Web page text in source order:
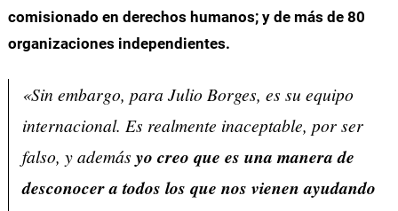
comisionado en derechos humanos; y de más de 80
organizaciones independientes.
«Sin embargo, para Julio Borges, es su equipo
internacional. Es realmente inaceptable, por ser
falso, y además yo creo que es una manera de
desconocer a todos los que nos vienen ayudando